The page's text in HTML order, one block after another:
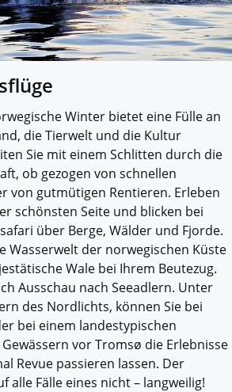
Winter bietet eine Fülle an
die Tierwelt und die Kultur
Sie mit einem Schlitten durch die
ob gezogen von schnellen
von gutmütigen Rentieren. Erleben
schönsten Seite und blicken bei
über Berge, Wälder und Fjorde.
Wasserwelt der norwegischen Küste
Wale bei Ihrem Beutezug.
Ausschau nach Seeadlern. Unter
des Nordlichts, können Sie bei
bei einem landestypischen
vor Tromsø die Erlebnisse
Revue passieren lassen. Der
alle Fälle eines nicht – langweilig!